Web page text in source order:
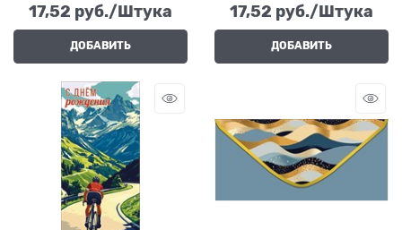
17,52 руб./Штука
ДОБАВИТЬ
17,52 руб./Штука
ДОБАВИТЬ